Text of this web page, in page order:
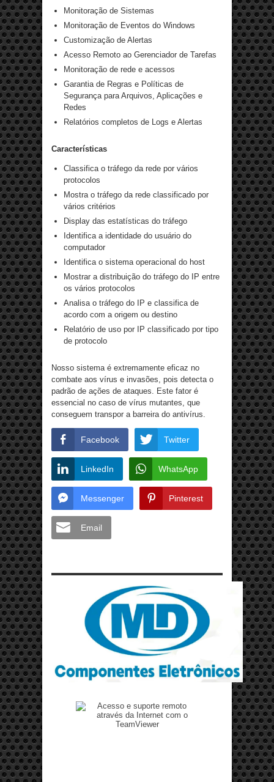
Monitoração de Sistemas
Monitoração de Eventos do Windows
Customização de Alertas
Acesso Remoto ao Gerenciador de Tarefas
Monitoração de rede e acessos
Garantia de Regras e Políticas de
Segurança para Arquivos, Aplicações e
Redes
Relatórios completos de Logs e Alertas
Características
Classifica o tráfego da rede por vários
protocolos
Mostra o tráfego da rede classificado por
vários critérios
Display das estatísticas do tráfego
Identifica a identidade do usuário do
computador
Identifica o sistema operacional do host
Mostrar a distribuição do tráfego do IP entre
os vários protocolos
Analisa o tráfego do IP e classifica de
acordo com a origem ou destino
Relatório de uso por IP classificado por tipo
de protocolo
Nosso sistema é extremamente eficaz no
combate aos vírus e invasões, pois detecta o
padrão de ações de ataques. Este fator é
essencial no caso de vírus mutantes, que
conseguem transpor a barreira do antivírus.
Facebook Twitter
LinkedIn WhatsApp
Messenger Pinterest
Email